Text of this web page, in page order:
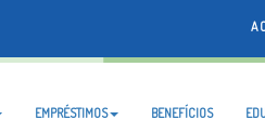
A
EMPRÉSTIMOS BENEFÍCIOS